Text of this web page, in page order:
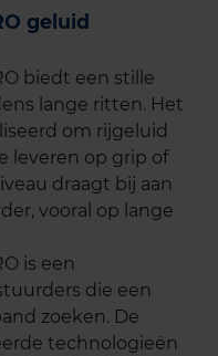
geluid
biedt een stille
lange ritten. Het
om rijgeluid
leveren op grip of
draagt bij aan
vooral op lange
is een
die een
zoeken. De
technologieën